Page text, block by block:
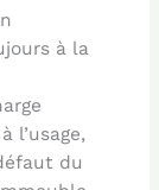
à la
l’usage,
du